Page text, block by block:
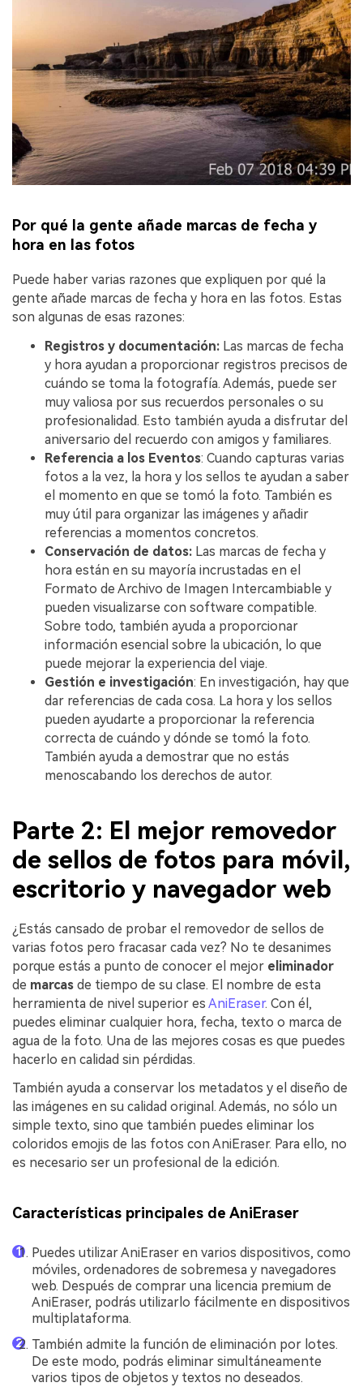
Por qué la gente añade marcas de fecha y
hora en las fotos
Puede haber varias razones que expliquen por qué la
gente añade marcas de fecha y hora en las fotos. Estas
son algunas de esas razones:
Registros y documentación: Las marcas de fecha
y hora ayudan a proporcionar registros precisos de
cuándo se toma la fotografía. Además, puede ser
muy valiosa por sus recuerdos personales o su
profesionalidad. Esto también ayuda a disfrutar del
aniversario del recuerdo con amigos y familiares.
Referencia a los Eventos: Cuando capturas varias
fotos a la vez, la hora y los sellos te ayudan a saber
el momento en que se tomó la foto. También es
muy útil para organizar las imágenes y añadir
referencias a momentos concretos.
Conservación de datos: Las marcas de fecha y
hora están en su mayoría incrustadas en el
Formato de Archivo de Imagen Intercambiable y
pueden visualizarse con software compatible.
Sobre todo, también ayuda a proporcionar
información esencial sobre la ubicación, lo que
puede mejorar la experiencia del viaje.
Gestión e investigación: En investigación, hay que
dar referencias de cada cosa. La hora y los sellos
pueden ayudarte a proporcionar la referencia
correcta de cuándo y dónde se tomó la foto.
También ayuda a demostrar que no estás
menoscabando los derechos de autor.
Parte 2: El mejor removedor
de sellos de fotos para móvil,
escritorio y navegador web
¿Estás cansado de probar el removedor de sellos de
varias fotos pero fracasar cada vez? No te desanimes
porque estás a punto de conocer el mejor eliminador
de marcas de tiempo de su clase. El nombre de esta
herramienta de nivel superior es AniEraser. Con él,
puedes eliminar cualquier hora, fecha, texto o marca de
agua de la foto. Una de las mejores cosas es que puedes
hacerlo en calidad sin pérdidas.
También ayuda a conservar los metadatos y el diseño de
las imágenes en su calidad original. Además, no sólo un
simple texto, sino que también puedes eliminar los
coloridos emojis de las fotos con AniEraser. Para ello, no
es necesario ser un profesional de la edición.
Características principales de AniEraser
Puedes utilizar AniEraser en varios dispositivos, como
móviles, ordenadores de sobremesa y navegadores
web. Después de comprar una licencia premium de
AniEraser, podrás utilizarlo fácilmente en dispositivos
multiplataforma.
También admite la función de eliminación por lotes.
De este modo, podrás eliminar simultáneamente
varios tipos de objetos y textos no deseados.